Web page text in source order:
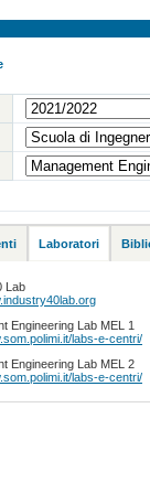
Laboratori
Lab
Engineering Lab MEL 1
labs-e-centri/
Engineering Lab MEL 2
labs-e-centri/